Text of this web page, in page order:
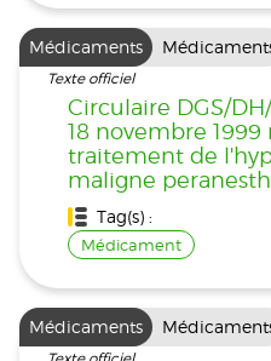
Médicaments
Texte officiel
Circulaire DGS/
18 novembre 1999
traitement de
maligne
Tag(s) :
Médicament
Médicaments